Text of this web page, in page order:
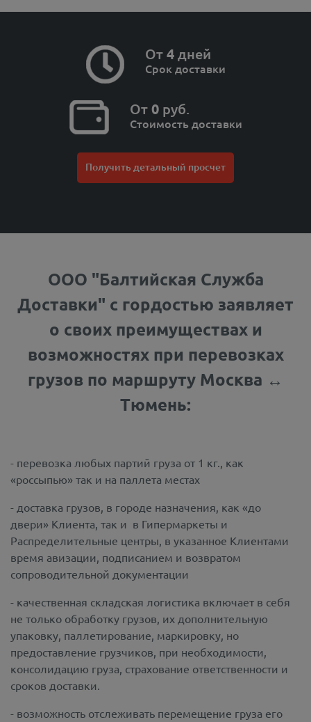
От4дней
Срок доставки
От0руб.
Стоимость доставки
Получить детальный просчет
ООО "Балтийская Служба
Доставки" с гордостью заявляет
о своих преимуществах и
возможностях при перевозках
грузов по маршруту Москва ↔
Тюмень:
- перевозка любых партий груза от 1 кг., как
«россыпью» так и на паллета местах
- доставка грузов, в городе назначения, как «до
двери» Клиента, так и в Гипермаркеты и
Распределительные центры, в указанное Клиентами
время авизации, подписанием и возвратом
сопроводительной документации
- качественная складская логистика включает в себя
не только обработку грузов, их дополнительную
упаковку, паллетирование, маркировку, но
предоставление грузчиков, при необходимости,
консолидацию груза, страхование ответственности и
сроков доставки.
- возможность отслеживать перемещение груза его